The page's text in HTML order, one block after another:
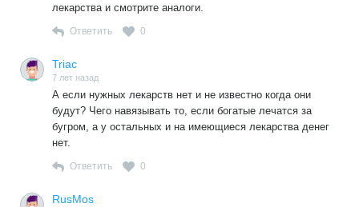
лекарства и смотрите аналоги.
Ответить 0
Triac
7 лет назад
А если нужных лекарств нет и не известно когда они
будут? Чего навязывать то, если богатые лечатся за
бугром, а у остальных и на имеющиеся лекарства денег
нет.
Ответить 0
RusMos